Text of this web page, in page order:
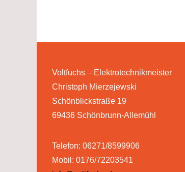
Voltfuchs – Elektrotechnikmeister
Christoph Mierzejewski
Schönblickstraße 19
69436 Schönbrunn-Allemühl
Telefon: 06271/8599906
Mobil: 0176/72203541